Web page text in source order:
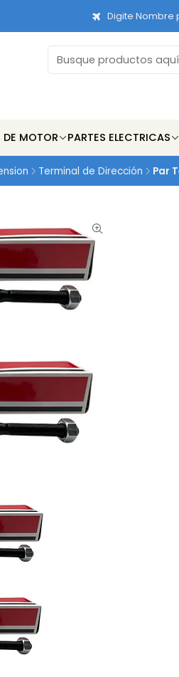
DE MOTOR PARTES ELECTRICAS
Digite Nombre
Terminal de Dirección Par